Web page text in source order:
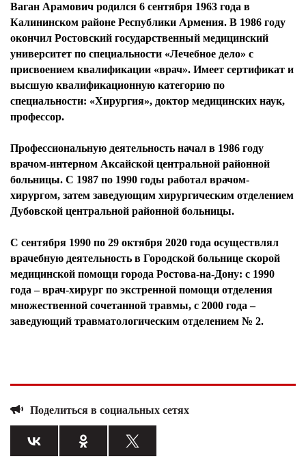
Ваган Арамович родился 6 сентября 1963 года в
Калининском районе Республики Армения. В 1986 году
окончил Ростовский государственный медицинский
университет по специальности «Лечебное дело» с
присвоением квалификации «врач». Имеет сертификат и
высшую квалификационную категорию по
специальности: «Хирургия», доктор медицинских наук,
профессор.
Профессиональную деятельность начал в 1986 году
врачом-интерном Аксайской центральной районной
больницы. С 1987 по 1990 годы работал врачом-
хирургом, затем заведующим хирургическим отделением
Дубовской центральной районной больницы.
С сентября 1990 по 29 октября 2020 года осуществлял
врачебную деятельность в Городской больнице скорой
медицинской помощи города Ростова-на-Дону: с 1990
года – врач-хирург по экстренной помощи отделения
множественной сочетанной травмы, с 2000 года –
заведующий травматологическим отделением № 2.
Поделиться в социальных сетях